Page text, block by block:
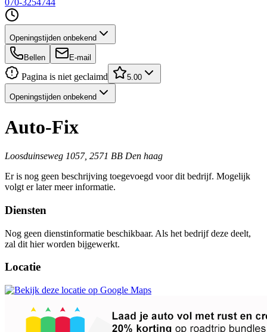
070-3254744
Openingstijden onbekend
Bellen E-mail
Pagina is niet geclaimd 5.00
Openingstijden onbekend
Auto-Fix
Loosduinseweg 1057, 2571 BB Den haag
Er is nog geen beschrijving toegevoegd voor dit bedrijf. Mogelijk
volgt er later meer informatie.
Diensten
Nog geen dienstinformatie beschikbaar. Als het bedrijf deze deelt,
zal dit hier worden bijgewerkt.
Locatie